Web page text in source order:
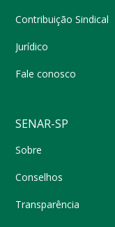
Contribuição Sindical
Jurídico
Fale conosco
SENAR-SP
Sobre
Conselhos
Transparência